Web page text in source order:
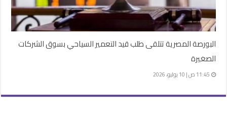
البورصة المصرية تتلقى طلب قيد التعمير السياحي بسوق الشركات
الصغيرة
11:45 ص | 10 يوليو، 2026